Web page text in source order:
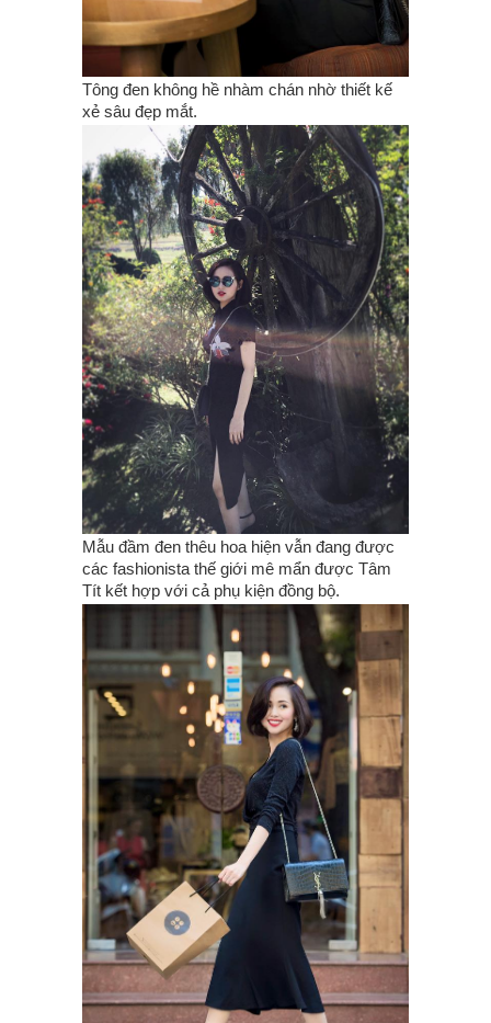
Tông đen không hề nhàm chán nhờ thiết kế
xẻ sâu đẹp mắt.
Mẫu đầm đen thêu hoa hiện vẫn đang được
các fashionista thế giới mê mẩn được Tâm
Tít kết hợp với cả phụ kiện đồng bộ.